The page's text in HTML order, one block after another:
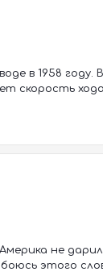
в 1958 году.
скорость хода
не
этого